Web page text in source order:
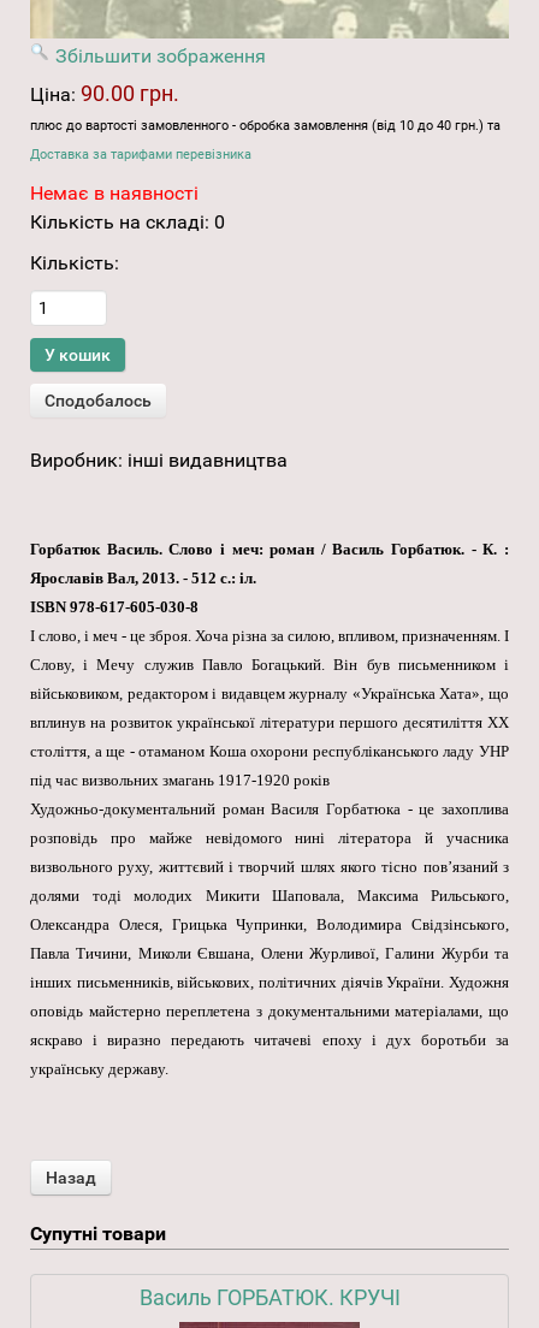
Збільшити зображення
Ціна: 90.00 грн.
плюс до вартості замовленного - обробка замовлення (від 10 до 40 грн.) та
Доставка за тарифами перевізника
Немає в наявності
Кількість на складі: 0
Кількість:
Виробник: інші видавництва
Горбатюк Василь. Слово і меч: роман / Василь Горбатюк. - К. :
Ярославів Вал, 2013. - 512 с.: іл.
ISBN 978-617-605-030-8
І слово, і меч - це зброя. Хоча різна за силою, впливом, призначенням. І
Слову, і Мечу служив Павло Богацький. Він був письменником і
військовиком, редактором і видавцем журналу «Українська Хата», що
вплинув на розвиток української літератури першого десятиліття XX
століття, а ще - отаманом Коша охорони республіканського ладу УНР
під час визвольних змагань 1917-1920 років
Художньо-документальний роман Василя Горбатюка - це захоплива
розповідь про майже невідомого нині літератора й учасника
визвольного руху, життєвий і творчий шлях якого тісно пов’язаний з
долями тоді молодих Микити Шаповала, Максима Рильського,
Олександра Олеся, Грицька Чупринки, Володимира Свідзінського,
Павла Тичини, Миколи Євшана, Олени Журливої, Галини Журби та
інших письменників, військових, політичних діячів України. Художня
оповідь майстерно переплетена з документальними матеріалами, що
яскраво і виразно передають читачеві епоху і дух боротьби за
українську державу.
Супутні товари
Василь ГОРБАТЮК. КРУЧІ